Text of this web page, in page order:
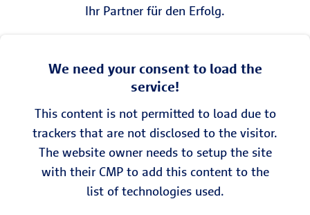
Ihr Partner für den Erfolg.
We need your consent to load the
service!
This content is not permitted to load due to
trackers that are not disclosed to the visitor.
The website owner needs to setup the site
with their CMP to add this content to the
list of technologies used.